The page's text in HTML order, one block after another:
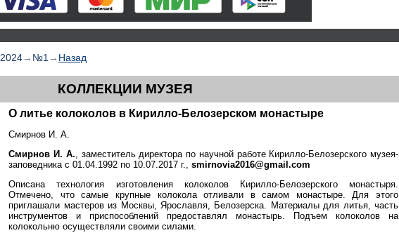
2024→ №1 → Назад
КОЛЛЕКЦИИ МУЗЕЯ
О литье колоколов в Кирилло-Белозерском монастыре
Смирнов И. А.
Смирнов И. А. , заместитель директора по научной работе Кирилло-Белозерского музея-
заповедника с 01.04.1992 по 10.07.2017 г.,smirnovia2016@gmail.com
Описана технология изготовления колоколов Кирилло-Белозерского монастыря.
Отмечено, что самые крупные колокола отливали в самом монастыре. Для этого
приглашали мастеров из Москвы, Ярославля, Белозерска. Материалы для литья, часть
инструментов и приспособлений предоставлял монастырь. Подъем колоколов на
колокольню осуществляли своими силами.